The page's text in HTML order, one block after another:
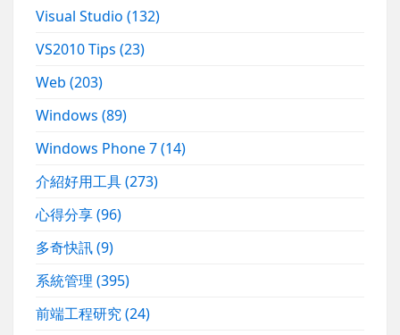
Visual Studio(132)
VS2010 Tips(23)
Web(203)
Windows(89)
Windows Phone 7(14)
介紹好用工具(273)
心得分享(96)
多奇快訊(9)
系統管理(395)
前端工程研究(24)